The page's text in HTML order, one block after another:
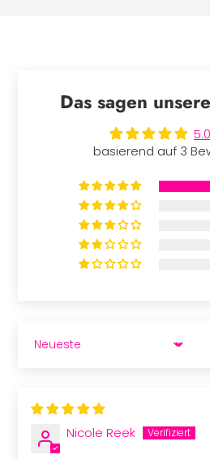
Das sagen
basierend auf 3
SORT BY
Nicole Reek